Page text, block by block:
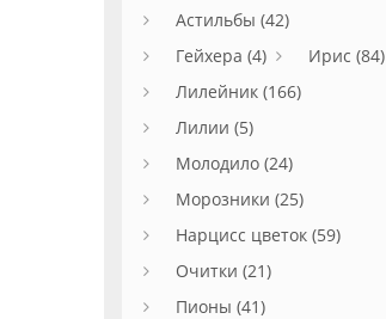
Астильбы (42)
Гейхера (4)
Ирис (84)
Лилейник (166)
Лилии (5)
Молодило (24)
Морозники (25)
Нарцисс цветок (59)
Очитки (21)
Пионы (41)